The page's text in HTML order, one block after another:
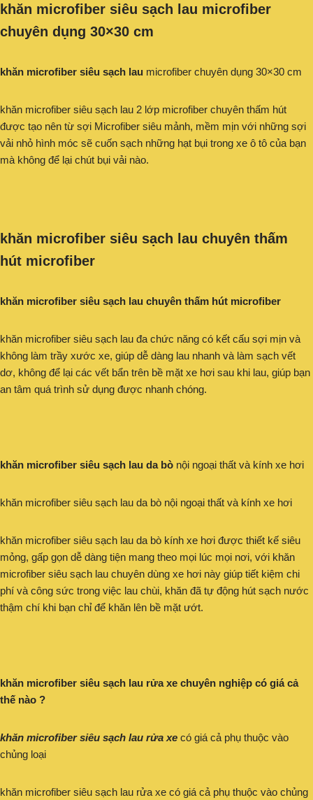
khăn microfiber siêu sạch lau microfiber
chuyên dụng 30×30 cm
khăn microfiber siêu sạch lau microfiber chuyên dụng 30×30 cm
khăn microfiber siêu sạch lau 2 lớp microfiber chuyên thấm hút
được tạo nên từ sợi Microfiber siêu mảnh, mềm mịn với những sợi
vải nhỏ hình móc sẽ cuốn sạch những hạt bụi trong xe ô tô của bạn
mà không để lại chút bụi vải nào.
khăn microfiber siêu sạch lau chuyên thấm
hút microfiber
khăn microfiber siêu sạch lau chuyên thấm hút microfiber
khăn microfiber siêu sạch lau đa chức năng có kết cấu sợi mịn và
không làm trầy xước xe, giúp dễ dàng lau nhanh và làm sạch vết
dơ, không để lại các vết bẩn trên bề mặt xe hơi sau khi lau, giúp bạn
an tâm quá trình sử dụng được nhanh chóng.
khăn microfiber siêu sạch lau da bò nội ngoại thất và kính xe hơi
khăn microfiber siêu sạch lau da bò nội ngoại thất và kính xe hơi
khăn microfiber siêu sạch lau da bò kính xe hơi được thiết kế siêu
mỏng, gấp gọn dễ dàng tiện mang theo mọi lúc mọi nơi, với khăn
microfiber siêu sạch lau chuyên dùng xe hơi này giúp tiết kiệm chi
phí và công sức trong việc lau chùi, khăn đã tự động hút sạch nước
thậm chí khi bạn chỉ để khăn lên bề mặt ướt.
khăn microfiber siêu sạch lau rửa xe chuyên nghiệp có giá cả
thế nào ?
khăn microfiber siêu sạch lau rửa xe có giá cả phụ thuộc vào
chủng loại
khăn microfiber siêu sạch lau rửa xe có giá cả phụ thuộc vào chủng